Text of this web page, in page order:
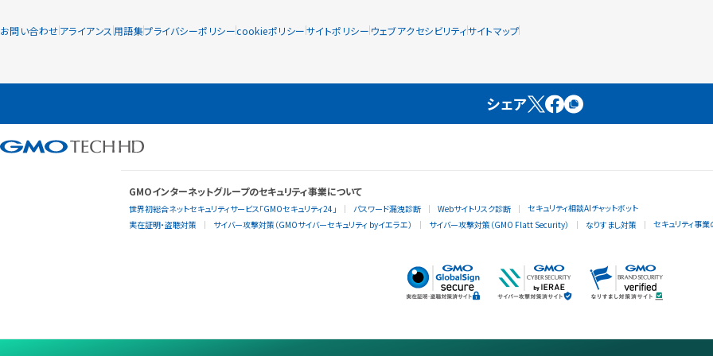
お問い合わせアライアンス 用語集プライバシーポリシーcookieポリシーサイトポリシー ウェブアクセシビリティサイトマップ
シェア
GMOインターネットグループのセキュリティ事業について
世界初総合ネットセキュリティサービス「GMOセキュリティ24」 パスワード漏洩診断 Webサイトリスク診断
セキュリティ相談AIチャットボット
実在証明・盗聴対策
サイバー攻撃対策（GMOサイバーセキュリティ byイエラエ） サイバー攻撃対策（GMO Flatt Security） なりすまし対策 セキュリティ事